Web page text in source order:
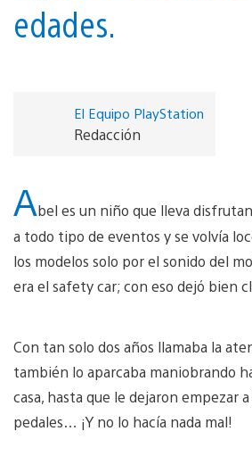
edades.
El Equipo PlayStation
Redacción
Abel es un niño que lleva
a todo tipo de eventos y se volvía
los modelos solo por el sonido del
era el safety car; con eso dejó bien
Con tan solo dos años llamaba la
también lo aparcaba maniobrando
casa, hasta que le dejaron empezar
pedales… ¡Y no lo hacía nada mal!